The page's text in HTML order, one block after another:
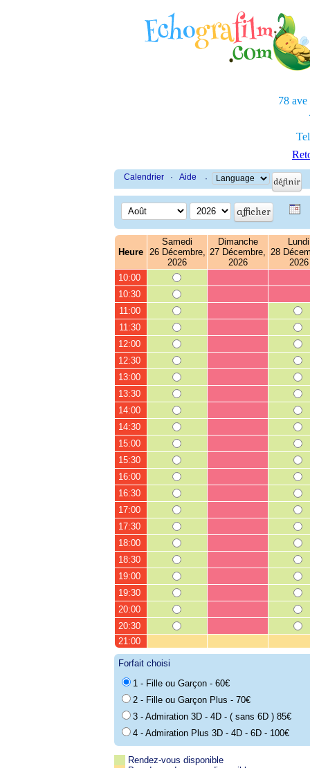
78 ave
Calendrier · Aide ·
Heure
Samedi
26 Décembre,
2026
Dimanche
27 Décembre,
2026
Lundi
28
2026
10:00
10:30
11:00
11:30
12:00
12:30
13:00
13:30
14:00
14:30
15:00
15:30
16:00
16:30
17:00
17:30
18:00
18:30
19:00
19:30
20:00
20:30
21:00
Forfait choisi
1 - Fille ou Garçon - 60€
2 - Fille ou Garçon Plus - 70€
3 - Admiration 3D - 4D - ( sans 6D ) 85€
4 - Admiration Plus 3D - 4D - 6D - 100€
Rendez-vous disponible